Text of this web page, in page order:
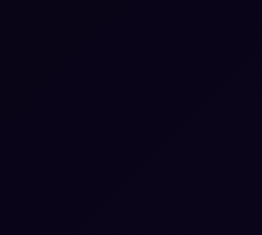
za zmianami w zachowaniach
wymagają pracochłonnych zmian
ten problem poprzez moduł Shopping
edytor treści, który pozwala budować
page’e bez wsparcia programisty.
testować układy, personalizować
w czasie rzeczywistym. Efekt?
użytkowników, dłuższy czas na
– bez dodatkowych kosztów